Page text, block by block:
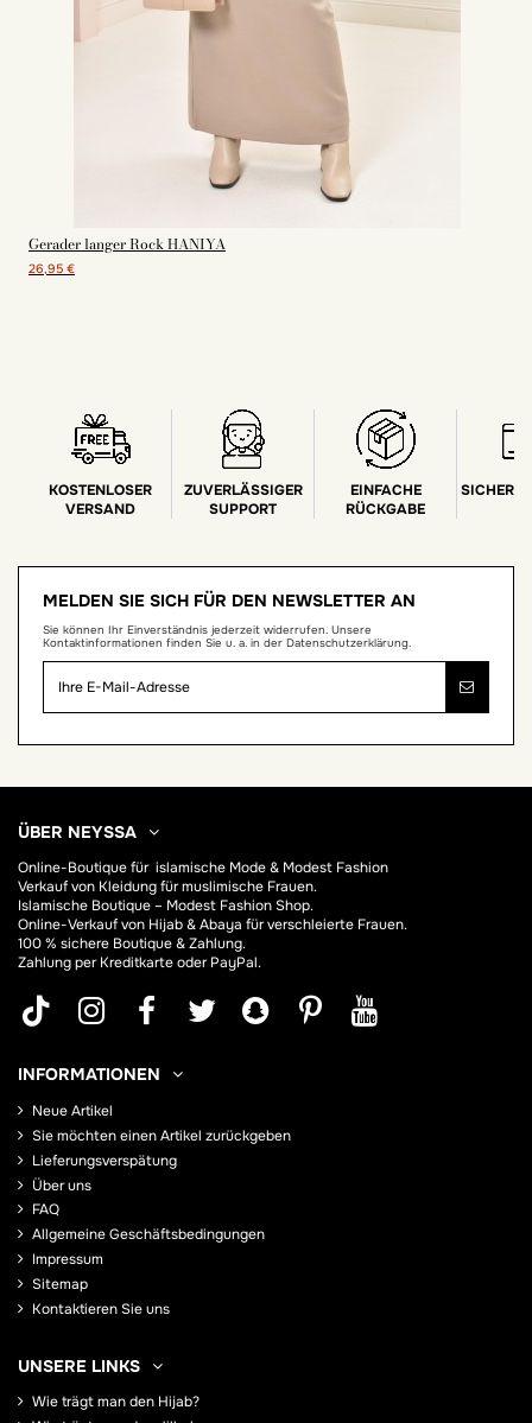
Gerader langer Rock HANIYA
26,95 €
KOSTENLOSER
VERSAND
ZUVERLÄSSIGER
SUPPORT
EINFACHE
RÜCKGABE
SICHERE
MELDEN SIE SICH FÜR DEN NEWSLETTER AN
Sie können Ihr Einverständnis jederzeit widerrufen. Unsere
Kontaktinformationen finden Sie u. a. in der Datenschutzerklärung.
ÜBER NEYSSA
Online-Boutique für islamische Mode & Modest Fashion
Verkauf von Kleidung für muslimische Frauen.
Islamische Boutique – Modest Fashion Shop.
Online-Verkauf von Hijab &Abaya für verschleierte Frauen.
100 % sichere Boutique & Zahlung.
Zahlung per Kreditkarte oder PayPal.
INFORMATIONEN
Neue Artikel
Sie möchten einen Artikel zurückgeben
Lieferungsverspätung
Über uns
FAQ
Allgemeine Geschäftsbedingungen
Impressum
Sitemap
Kontaktieren Sie uns
UNSERE LINKS
Wie trägt man den Hijab?